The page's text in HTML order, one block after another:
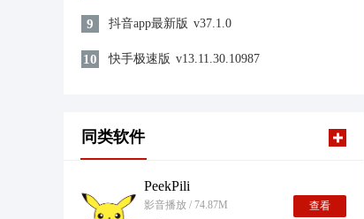
9 抖音app最新版 v37.1.0
10 快手极速版 v13.11.30.10987
同类软件
PeekPili
影音播放 / 74.87M
查看